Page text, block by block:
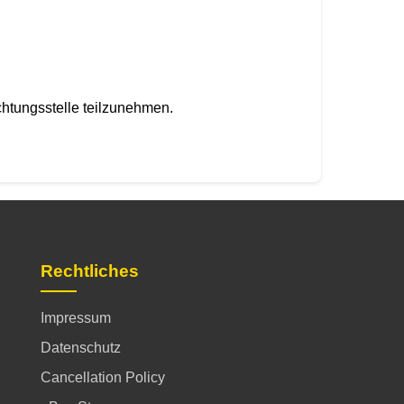
teilzunehmen.
Rechtliches
Impressum
Datenschutz
Cancellation Policy